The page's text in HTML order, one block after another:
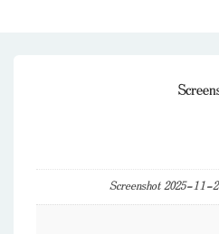
Screenshot 2025-11-